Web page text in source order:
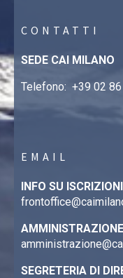
CONTATTI
SEDE CAI MILANO
Telefono: +39 02
EMAIL
INFO SU
AMMINISTRAZIONE
SEGRETERIA DI